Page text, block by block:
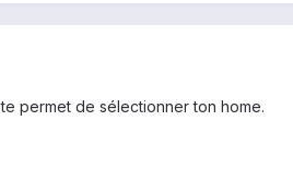
permet de sélectionner ton home.